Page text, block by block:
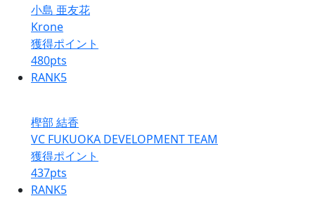
小島 亜友花
Krone
獲得ポイント
480pts
RANK5
樫部 結香
VC FUKUOKA DEVELOPMENT TEAM
獲得ポイント
437pts
RANK5